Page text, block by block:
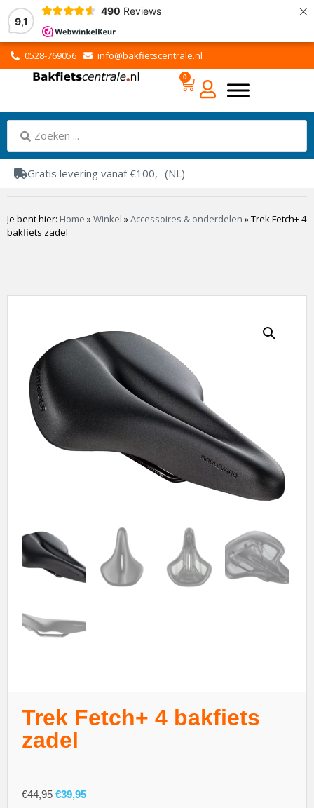
9,1
490 Reviews ×
0528-769056 info@bakfietscentrale.nl
0
Gratis levering vanaf €100,- (NL)
Je bent hier: Home »Winkel »Accessoires & onderdelen »Trek Fetch+ 4
bakfiets zadel
Trek Fetch+ 4 bakfiets
zadel
€44,95 €39,95